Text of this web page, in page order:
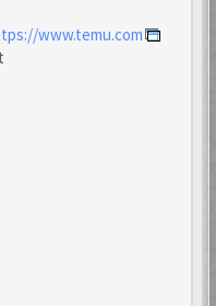
www.temu.com